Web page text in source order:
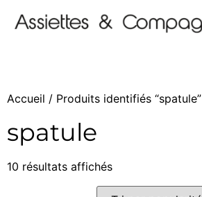
Accueil / Produits identifiés “spatule”
spatule
10 résultats affichés